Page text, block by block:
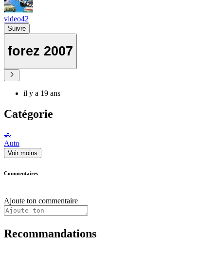
video42
Suivre
forez 2007
il y a 19 ans
Catégorie
🚗
Auto
Voir moins
Commentaires
Ajoute ton commentaire
Recommandations